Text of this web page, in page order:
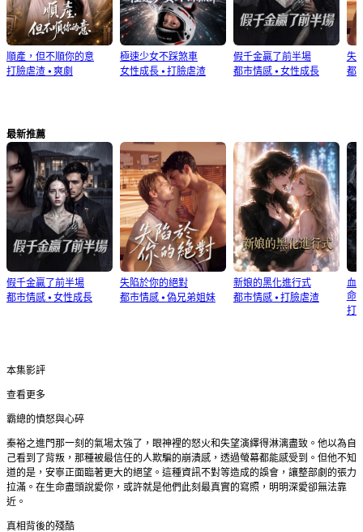
順產，但不順你的意
打臉虐渣 ⦁ 爽劇
極速少女不踩煞車
女性成長⦁ 打臉虐渣
假千金贏了前半場
都市情感⦁ 女性成長
失
都
最新推薦
假千金贏了前半場
都市情感 ⦁ 女性成長
失陷於你的絕對
都市情感⦁ 偽兄弟姐妹
新娘的黑化進行式
都市情感⦁ 打臉虐渣
血
命
打
本集影評
查看更多
霸總的憤怒與心碎
秦裕之進門那一刻的氣場太強了，眼神裡的怒火和失望演繹得淋漓盡致。他以為自
己看到了背叛，那種被最信任的人欺騙的崩潰感，透過螢幕都能感受到。但他不知
道的是，安寧正面臨著更大的絕望。這種資訊不對等造成的誤會，讓整部劇的張力
拉滿。在生命盡頭說愛你，或許就是他們此刻最真實的寫照，明明深愛卻無法靠
近。
真相背後的殘酷